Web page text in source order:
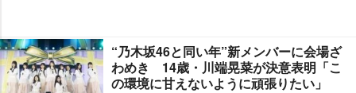
“乃木坂46と同い年”新メンバーに会場ざ
わめき 14歳・川端晃菜が決意表明「こ
の環境に甘えないように頑張りたい」